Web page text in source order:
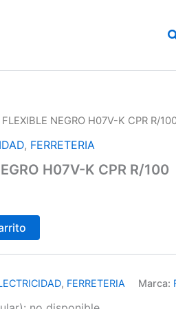
NEGRO H07V-K CPR R/
, FERRETERIA
H07V-K CPR R/100
, FERRETERIA Marca: